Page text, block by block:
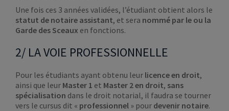
Une fois ces 3 années validées, l’étudiant obtient alors le
statut de notaire assistant, et sera nommé par le ou la
Garde des Sceaux en fonctions.
2/ LA VOIE PROFESSIONNELLE
Pour les étudiants ayant obtenu leur licence en droit,
ainsi que leur Master 1 et Master 2 en droit, sans
spécialisation dans le droit notarial, il faudra se tourner
vers le cursus dit « professionnel » pour devenir notaire.